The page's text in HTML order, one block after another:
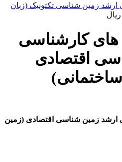
زمین شناسی تکتونیک (زبان
ریال
کارشناسی
اقتصادی
زمین شناسی اقتصادی (زمین